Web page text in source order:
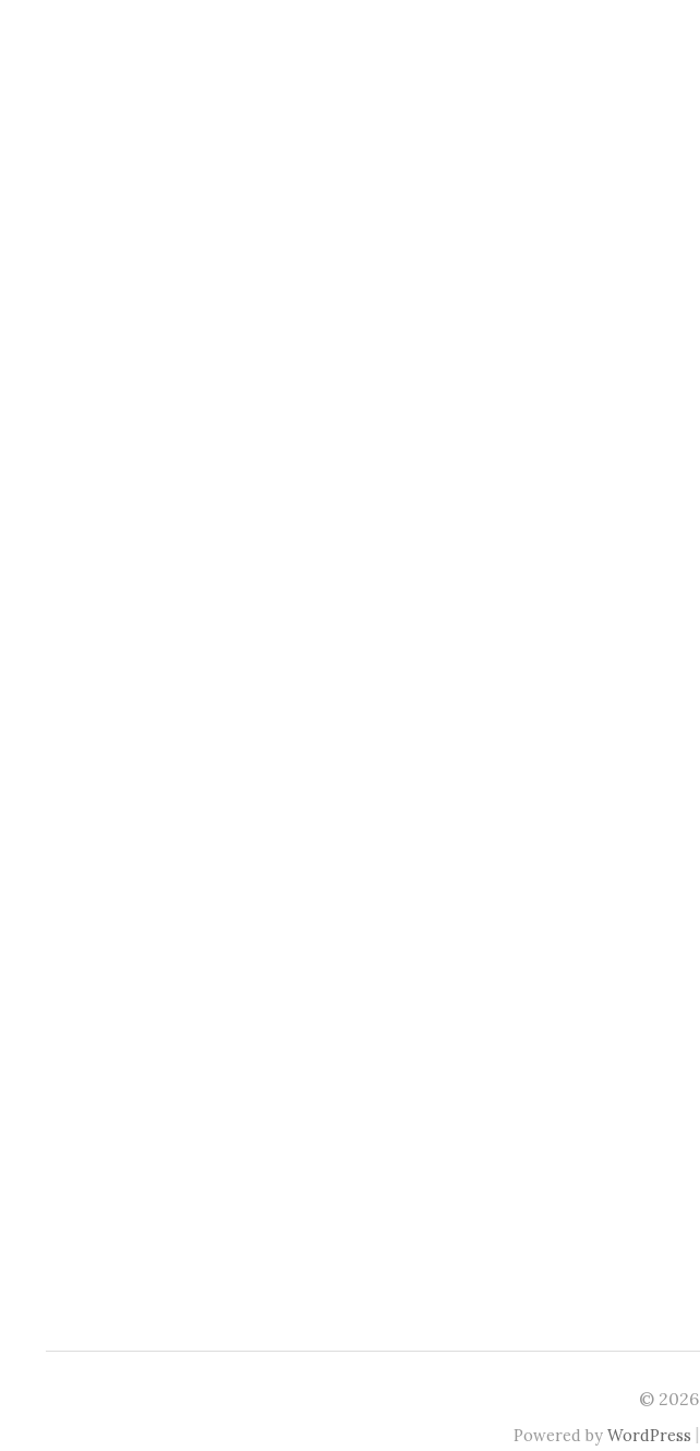
© 2026
Powered by WordPress |